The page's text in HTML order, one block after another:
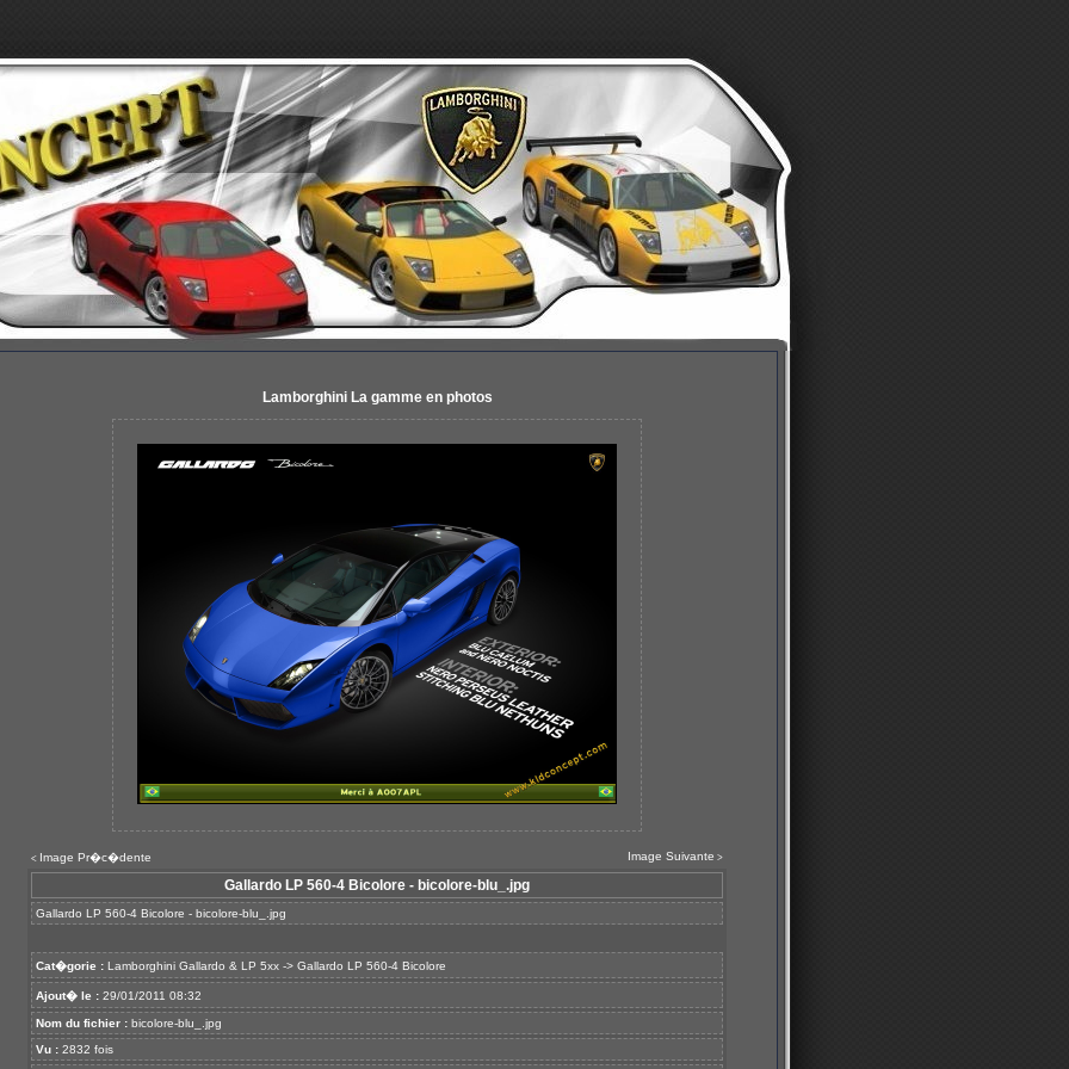
Lamborghini La gamme en photos
< Image Pr�c�dente Image Suivante >
Gallardo LP 560-4 Bicolore - bicolore-blu_.jpg
Gallardo LP 560-4 Bicolore - bicolore-blu_.jpg
Cat�gorie : Lamborghini Gallardo & LP 5xx -> Gallardo LP 560-4 Bicolore
Ajout� le : 29/01/2011 08:32
Nom du fichier : bicolore-blu_.jpg
Vu : 2832 fois